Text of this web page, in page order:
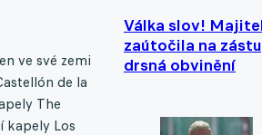
Válka slov!
zaútočila na
drsná obvinění
ve své zemi
de la
The
kapely Los